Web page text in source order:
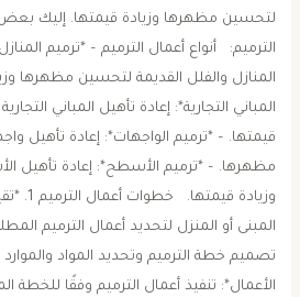
لتحسين مظهرها وزيادة قيمتها. إليك
الترميم: أنواع أعمال الترميم – *ترميم
المنازل والفلل القديمة لتحسين مظهرها
المباني التجارية*: إعادة تأهيل المباني
قيمتها. – *ترميم الواجهات*: إعادة تأهيل
مظهرها. – *ترميم الأسطح*: إعادة تأهيل
وزيادة